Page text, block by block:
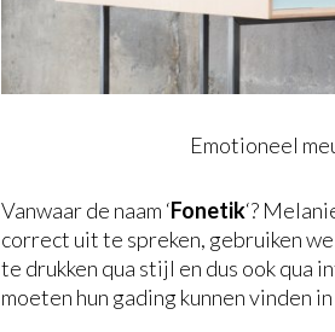
Emotioneel
Vanwaar de naam ‘Fonetik‘?
correct uit te spreken, gebruiken
te drukken qua stijl en dus ook qua
moeten hun gading kunnen vinden